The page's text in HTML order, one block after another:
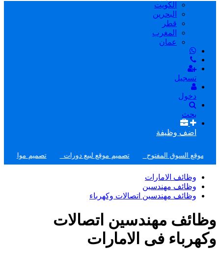
الكويت
البحرين
قطر
المغرب
عمان
تسجيل
دخول
بحث
اضف وظيفة
السوق المفتوح تصميم موقع لبيع دورات تصميم مواقع تعريفية
وظائف الامارات
وظائف مهندسين
وظائف مهندسين اتصالات وكهرباء
وظائف مهندسين اتصالات
وكهرباء فى الامارات